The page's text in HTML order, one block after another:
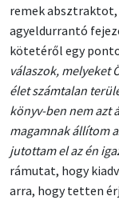
remek absztraktot,
agyeldurrantó
kötetéről egy
válaszok, melyeket
élet számtalan
könyv-ben nem azt
magamnak állítom
jutottam el az én
rámutat, hogy
arra, hogy tetten